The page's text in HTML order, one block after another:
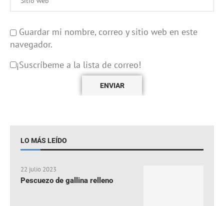
Guardar mi nombre, correo y sitio web en este
navegador.
¡Suscríbeme a la lista de correo!
LO MÁS LEÍDO
22 julio 2023
Pescuezo de gallina relleno